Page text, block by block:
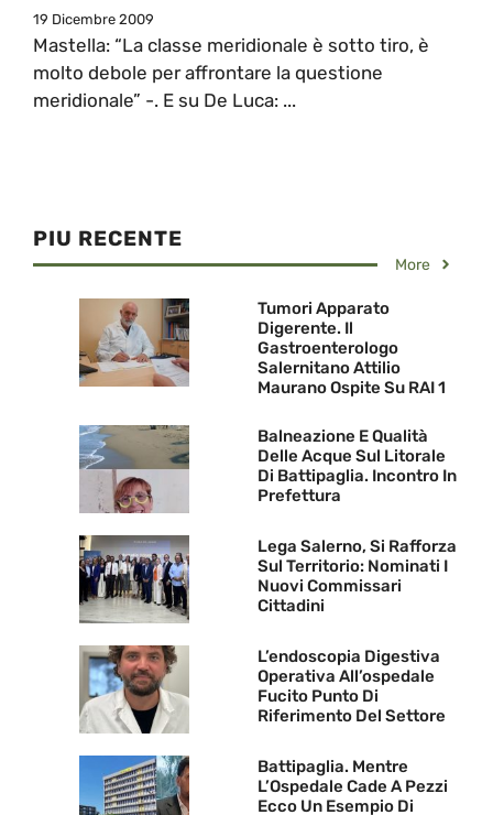
19 Dicembre 2009
Mastella: “La classe meridionale è sotto tiro, è
molto debole per affrontare la questione
meridionale” -. E su De Luca: ...
PIU RECENTE
More
Tumori Apparato
Digerente. Il
Gastroenterologo
Salernitano Attilio
Maurano Ospite Su RAI 1
Balneazione E Qualità
Delle Acque Sul Litorale
Di Battipaglia. Incontro In
Prefettura
Lega Salerno, Si Rafforza
Sul Territorio: Nominati I
Nuovi Commissari
Cittadini
L’endoscopia Digestiva
Operativa All’ospedale
Fucito Punto Di
Riferimento Del Settore
Battipaglia. Mentre
L’Ospedale Cade A Pezzi
Ecco Un Esempio Di